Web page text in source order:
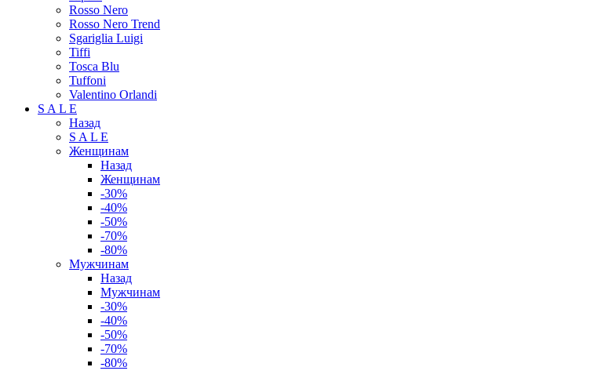
Rosso Nero
Rosso Nero Trend
Sgariglia Luigi
Tiffi
Tosca Blu
Tuffoni
Valentino Orlandi
S A L E
Назад
S A L E
Женщинам
Назад
Женщинам
-30%
-40%
-50%
-70%
-80%
Мужчинам
Назад
Мужчинам
-30%
-40%
-50%
-70%
-80%